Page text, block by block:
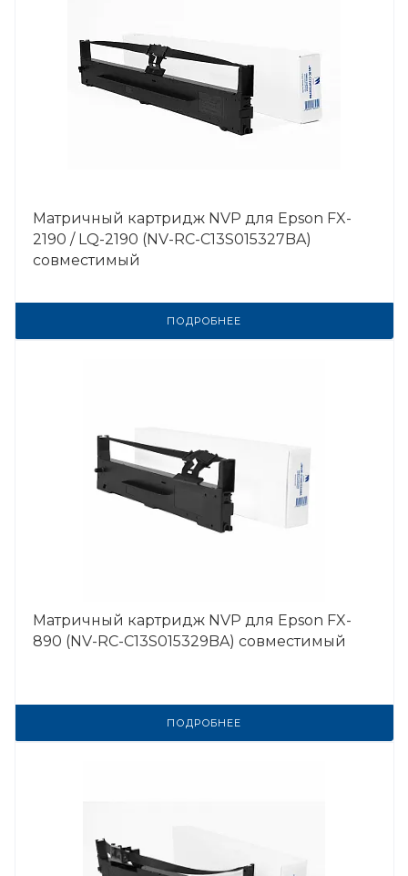
Матричный картридж NVP для Epson FX-
2190 / LQ-2190 (NV-RC-C13S015327BA)
совместимый
ПОДРОБНЕЕ
Матричный картридж NVP для Epson FX-
890 (NV-RC-C13S015329BA) совместимый
ПОДРОБНЕЕ